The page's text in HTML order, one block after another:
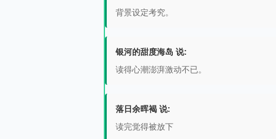
背景设定考究。
银河的甜度海岛 说:
读得心潮澎湃激动不已。
落日余晖褐 说:
读完觉得被放下